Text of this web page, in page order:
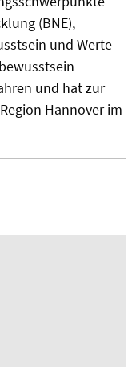
(BNE),
und Werte-
und hat zur
Hannover im